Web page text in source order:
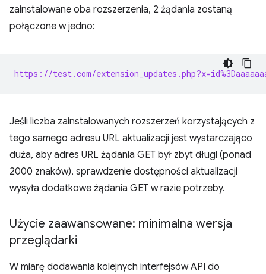
zainstalowane oba rozszerzenia, 2 żądania zostaną
połączone w jedno:
https://test.com/
Jeśli liczba zainstalowanych rozszerzeń korzystających z
tego samego adresu URL aktualizacji jest wystarczająco
duża, aby adres URL żądania GET był zbyt długi (ponad
2000 znaków), sprawdzenie dostępności aktualizacji
wysyła dodatkowe żądania GET w razie potrzeby.
Użycie zaawansowane: minimalna wersja
przeglądarki
W miarę dodawania kolejnych interfejsów API do